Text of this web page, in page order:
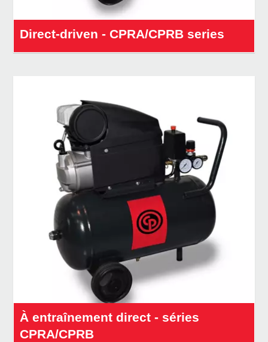
Direct-driven - CPRA/CPRB series
À entraînement direct - séries
CPRA/CPRB